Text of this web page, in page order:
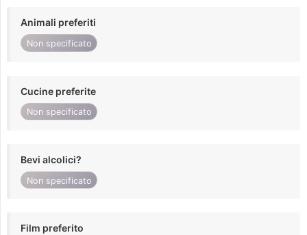
Animali preferiti
Non specificato
Cucine preferite
Non specificato
Bevi alcolici?
Non specificato
Film preferito